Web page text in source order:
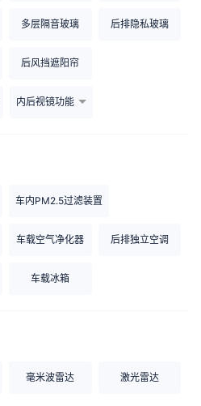
多层隔音玻璃 后排隐私玻璃
后风挡遮阳帘
内后视镜功能
车内PM2.5过滤装置
车载空气净化器 后排独立空调
车载冰箱
毫米波雷达 激光雷达